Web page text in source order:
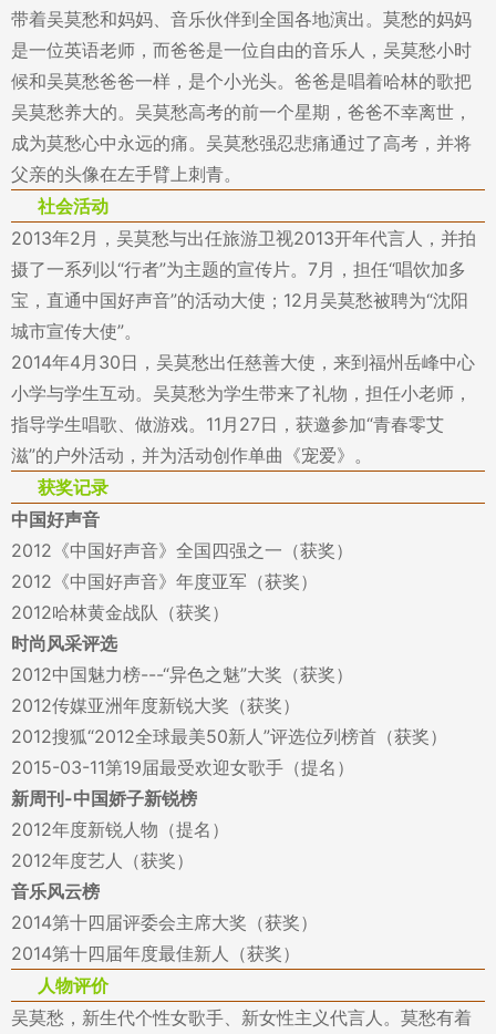
带着吴莫愁和妈妈、音乐伙伴到全国各地演出。莫愁的妈妈
是一位英语老师，而爸爸是一位自由的音乐人，吴莫愁小时
候和吴莫愁爸爸一样，是个小光头。爸爸是唱着哈林的歌把
吴莫愁养大的。吴莫愁高考的前一个星期，爸爸不幸离世，
成为莫愁心中永远的痛。吴莫愁强忍悲痛通过了高考，并将
父亲的头像在左手臂上刺青。
社会活动
2013年2月，吴莫愁与出任旅游卫视2013开年代言人，并拍
摄了一系列以“行者”为主题的宣传片。7月，担任“唱饮加多
宝，直通中国好声音”的活动大使；12月吴莫愁被聘为“沈阳
城市宣传大使”。
2014年4月30日，吴莫愁出任慈善大使，来到福州岳峰中心
小学与学生互动。吴莫愁为学生带来了礼物，担任小老师，
指导学生唱歌、做游戏。11月27日，获邀参加“青春零艾
滋”的户外活动，并为活动创作单曲《宠爱》。
获奖记录
中国好声音
2012《中国好声音》全国四强之一（获奖）
2012《中国好声音》年度亚军（获奖）
2012哈林黄金战队（获奖）
时尚风采评选
2012中国魅力榜---“异色之魅”大奖（获奖）
2012传媒亚洲年度新锐大奖（获奖）
2012搜狐“2012全球最美50新人”评选位列榜首（获奖）
2015-03-11第19届最受欢迎女歌手（提名）
新周刊-中国娇子新锐榜
2012年度新锐人物（提名）
2012年度艺人（获奖）
音乐风云榜
2014第十四届评委会主席大奖（获奖）
2014第十四届年度最佳新人（获奖）
人物评价
吴莫愁，新生代个性女歌手、新女性主义代言人。莫愁有着